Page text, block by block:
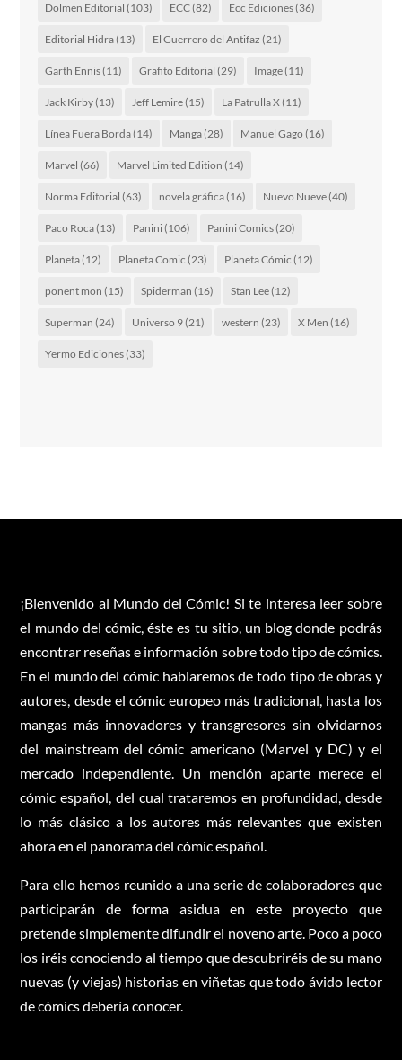
Dolmen Editorial (103) ECC(82) Ecc Ediciones(36)
Editorial Hidra(13) El Guerrero del Antifaz (21)
Garth Ennis(11) Grafito Editorial (29) Image(11)
Jack Kirby(13) Jeff Lemire(15) La Patrulla X(11)
Línea Fuera Borda(14) Manga(28) Manuel Gago (16)
Marvel (66) Marvel Limited Edition (14)
Norma Editorial (63) novela gráfica(16) Nuevo Nueve(40)
Paco Roca(13) Panini(106) Panini Comics(20)
Planeta(12) Planeta Comic (23) Planeta Cómic (12)
ponent mon (15) Spiderman (16) Stan Lee(12)
Superman (24) Universo 9(21) western (23) X Men (16)
Yermo Ediciones(33)
¡Bienvenido al Mundo del Cómic! Si te interesa leer sobre
el mundo del cómic, éste es tu sitio, un blog donde podrás
encontrar reseñas e información sobre todo tipo de cómics.
En el mundo del cómic hablaremos de todo tipo de obras y
autores, desde el cómic europeo más tradicional, hasta los
mangas más innovadores y transgresores sin olvidarnos
del mainstream del cómic americano (Marvel y DC) y el
mercado independiente. Un mención aparte merece el
cómic español, del cual trataremos en profundidad, desde
lo más clásico a los autores más relevantes que existen
ahora en el panorama del cómic español.
Para ello hemos reunido a una serie de colaboradores que
participarán de forma asidua en este proyecto que
pretende simplemente difundir el noveno arte. Poco a poco
los iréis conociendo al tiempo que descubriréis de su mano
nuevas (y viejas) historias en viñetas que todo ávido lector
de cómics debería conocer.